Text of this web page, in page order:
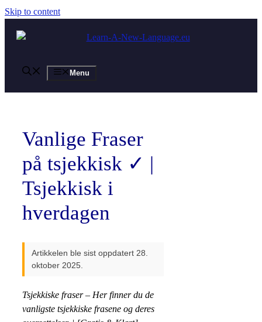
Skip to content
Menu
Vanlige Fraser
på tsjekkisk ✓ |
Tsjekkisk i
hverdagen
Artikkelen ble sist oppdatert 28.
oktober 2025.
Tsjekkiske fraser – Her finner du de
vanligste tsjekkiske frasene og deres